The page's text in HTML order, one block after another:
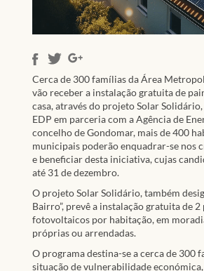
Cerca de 300 famílias da Área
vão receber a instalação gratuita de
casa, através do projeto Solar
EDP em parceria com a Agência de
concelho de Gondomar, mais de 400
municipais poderão enquadrar-se nos
e beneficiar desta iniciativa, cujas
até 31 de dezembro.
O projeto Solar Solidário, também
Bairro”, prevê a instalação gratuita de 2
fotovoltaicos por habitação, em
próprias ou arrendadas.
O programa destina-se a cerca de 300
situação de vulnerabilidade